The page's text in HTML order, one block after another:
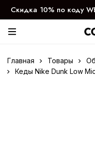
Скидка 10% по коду
Главная Товары
Кеды Nike Dunk Low